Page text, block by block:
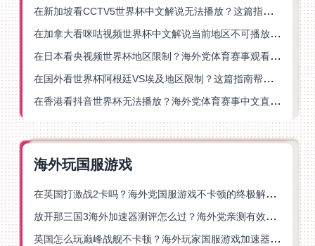
在新加坡看CCTV5世界杯中文解说无法播放？这篇指南帮你解锁海外体育直播自由
在加拿大看咪咕视频世界杯中文解说当前地区不可播放？这篇指南帮你一键解决
在日本看央视频世界杯地区限制？海外党体育赛事观看终极指南
在国外看世界杯阿根廷VS埃及地区限制？这篇指南帮你搞定中文直播+解说
在香港看抖音世界杯无法播放？海外党体育赛事中文直播终极指南
海外玩国服游戏
在英国打激战2卡吗？海外党国服游戏不卡顿的终极解决方案
放开那三国3海外加速器测评怎么过？海外党亲测有效的国服游戏加速指南
英国怎么玩巅峰战舰不卡顿？海外玩家国服游戏加速器终极指南